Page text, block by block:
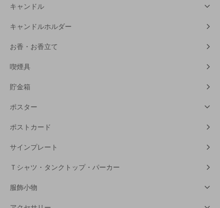
キャンドル
キャンドルホルダー
お香・お香立て
喫煙具
貯金箱
ポスター
ポストカード
サインプレート
Ｔシャツ・タンクトップ・パーカー
服飾小物